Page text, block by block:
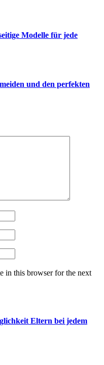
Modelle für jede
und den perfekten
in this browser for the next
Eltern bei jedem